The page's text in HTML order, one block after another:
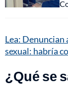
Lea: Denuncian
sexual: habría
¿Qué se